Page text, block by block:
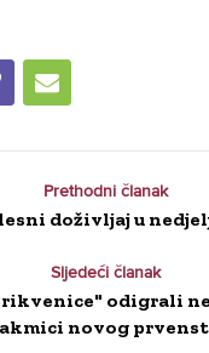
Prethodni članak
doživljaj u
Sljedeći članak
odigrali
novog